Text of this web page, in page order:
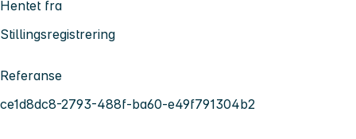
Hentet fra
Stillingsregistrering
Referanse
ce1d8dc8-2793-488f-ba60-e49f791304b2